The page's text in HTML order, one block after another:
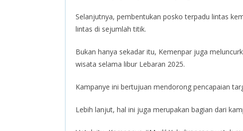
Selanjutnya, pembentukan posko terpadu lintas
lintas di sejumlah titik.
Bukan hanya sekadar itu, Kemenpar juga
wisata selama libur Lebaran 2025.
Kampanye ini bertujuan mendorong pencapaian
Lebih lanjut, hal ini juga merupakan bagian dari